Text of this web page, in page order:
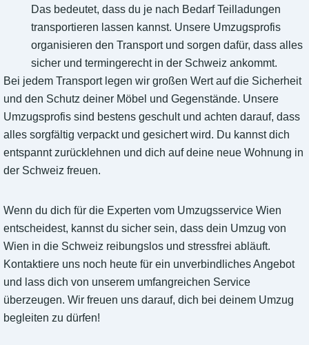
Das bedeutet, dass du je nach Bedarf Teilladungen
transportieren lassen kannst. Unsere Umzugsprofis
organisieren den Transport und sorgen dafür, dass alles
sicher und termingerecht in der Schweiz ankommt.
Bei jedem Transport legen wir großen Wert auf die Sicherheit
und den Schutz deiner Möbel und Gegenstände. Unsere
Umzugsprofis sind bestens geschult und achten darauf, dass
alles sorgfältig verpackt und gesichert wird. Du kannst dich
entspannt zurücklehnen und dich auf deine neue Wohnung in
der Schweiz freuen.
Wenn du dich für die Experten vom Umzugsservice Wien
entscheidest, kannst du sicher sein, dass dein Umzug von
Wien in die Schweiz reibungslos und stressfrei abläuft.
Kontaktiere uns noch heute für ein unverbindliches Angebot
und lass dich von unserem umfangreichen Service
überzeugen. Wir freuen uns darauf, dich bei deinem Umzug
begleiten zu dürfen!